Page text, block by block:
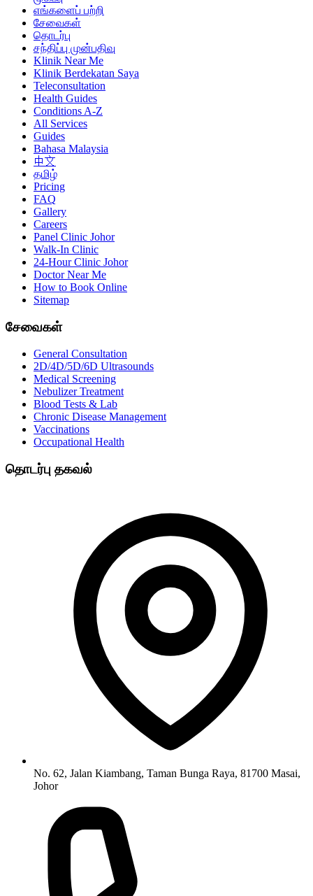
எங்களைப் பற்றி
சேவைகள்
தொடர்பு
சந்திப்பு முன்பதிவு
Klinik Near Me
Klinik Berdekatan Saya
Teleconsultation
Health Guides
Conditions A-Z
All Services
Guides
Bahasa Malaysia
中文
தமிழ்
Pricing
FAQ
Gallery
Careers
Panel Clinic Johor
Walk-In Clinic
24-Hour Clinic Johor
Doctor Near Me
How to Book Online
Sitemap
சேவைகள்
General Consultation
2D/4D/5D/6D Ultrasounds
Medical Screening
Nebulizer Treatment
Blood Tests & Lab
Chronic Disease Management
Vaccinations
Occupational Health
தொடர்பு தகவல்
No. 62, Jalan Kiambang, Taman Bunga Raya, 81700 Masai,
Johor